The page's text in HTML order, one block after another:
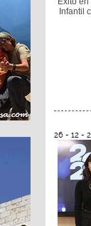
Infantil
26 - 12 -